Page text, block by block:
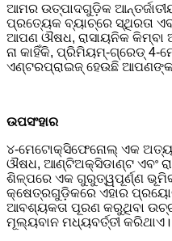
ଆମର ଉତ୍ପାଦଗୁଡ଼ିକ
ପ୍ରତ୍ୟେକ ବ୍ୟାଚ୍‌ରେ ସ୍ଥିରତା
ଆପଣ ଔଷଧ, ରାସାୟନିକ
ନା କାହିଁକି, ପ୍ରିମିୟମ୍-ଗ୍ରେଡ୍
ଏଣ୍ଟରପ୍ରାଇଜ୍ ହେଉଛି
ଉପସଂହାର
୪-ମେଟୋକ୍ସିଫେନୋଲ୍ ଏକ
ଔଷଧ, ଆଣ୍ଟିଅକ୍ସିଡାଣ୍ଟ ଏବଂ
ଶିଳ୍ପରେ ଏକ ଗୁରୁତ୍ୱପୂର୍ଣ୍ଣ
କ୍ଷେତ୍ରଗୁଡ଼ିକରେ ଏହାର
ଆବଶ୍ୟକତା ପୂରଣ କରୁଥିବା
ମୂଲ୍ୟବାନ ମଧ୍ୟବର୍ତ୍ତୀ କରିଥାଏ।